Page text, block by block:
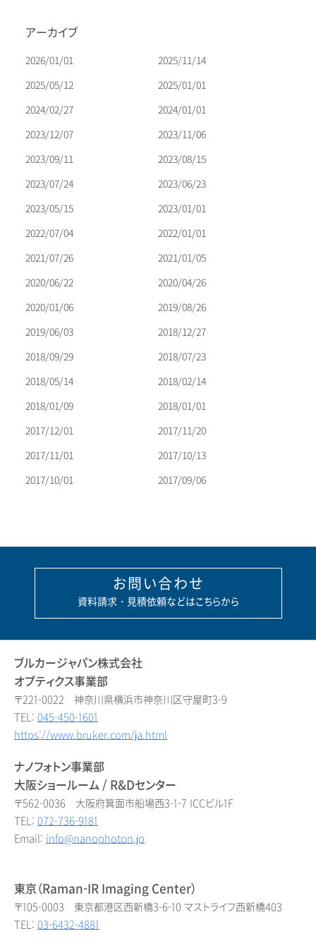
ー
ョ
ン
アーカイブ
2026/01/01
2025/11/14
2025/05/12
2025/01/01
2024/02/27
2024/01/01
2023/12/07
2023/11/06
2023/09/11
2023/08/15
2023/07/24
2023/06/23
2023/05/15
2023/01/01
2022/07/04
2022/01/01
2021/07/26
2021/01/05
2020/06/22
2020/04/26
2020/01/06
2019/08/26
2019/06/03
2018/12/27
2018/09/29
2018/07/23
2018/05/14
2018/02/14
2018/01/09
2018/01/01
2017/12/01
2017/11/20
2017/11/01
2017/10/13
2017/10/01
2017/09/06
お問い合わせ
資料請求・見積依頼などはこちらから
ブルカージャパン株式会社
オプティクス事業部
〒221-0022 神奈川県横浜市神奈川区守屋町3-9
TEL: 045-450-1601
https://www.bruker.com/ja.html
ナノフォトン事業部
大阪ショールーム / R&Dセンター
〒562-0036 大阪府箕面市船場西3-1-7 ICCビル1F
TEL: 072-736-9181
Email: info@nanophoton.jp
東京（Raman-IR Imaging Center）
〒105-0003 東京都港区西新橋3-6-10 マストライフ西新橋403
TEL: 03-6432-4881